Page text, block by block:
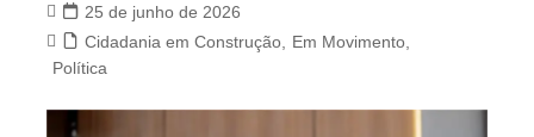
25 de junho de 2026
Cidadania em Construção, Em Movimento,
Política